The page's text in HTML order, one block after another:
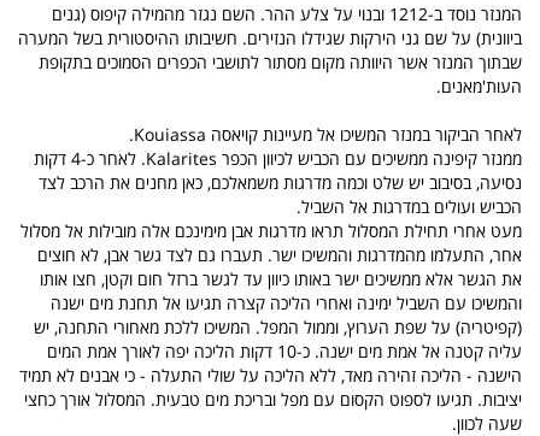
המנזר נוסד ב-1212 ובנוי על צלע ההר. השם נגזר מהמילה קיפוס (גנים
ביוונית) על שם גני הירקות שגידלו הנזירים. חשיבותו ההיסטורית בשל המערה
שבתוך המנזר אשר היוותה מקום מסתור לתושבי הכפרים הסמוכים בתקופת
העות'מאנים.
לאחר הביקור במנזר המשיכו אל מעיינות קויאסה Kouiassa.
ממנזר קיפינה ממשיכים עם הכביש לכיוון הכפר Kalarites. לאחר כ-4 דקות
נסיעה, בסיבוב יש שלט וכמה מדרגות משמאלכם, כאן מחנים את הרכב לצד
הכביש ועולים במדרגות אל השביל.
מעט אחרי תחילת המסלול תראו מדרגות אבן מימינכם אלה מובילות אל מסלול
אחר, התעלמו מהמדרגות והמשיכו ישר. תעברו גם לצד גשר אבן, לא חוצים
את הגשר אלא ממשיכים ישר באותו כיוון עד לגשר ברזל חום וקטן, חצו אותו
והמשיכו עם השביל ימינה ואחרי הליכה קצרה תגיעו אל תחנת מים ישנה
(קפיטריה) על שפת הערוץ, וממול המפל. המשיכו ללכת מאחורי התחנה, יש
עליה קטנה אל אמת מים ישנה. כ-10 דקות הליכה יפה לאורך אמת המים
הישנה - הליכה זהירה מאד, ללא הליכה על שולי התעלה - כי אבנים לא תמיד
יציבות. תגיעו לספוט הקסום עם מפל ובריכת מים טבעית. המסלול אורך כחצי
שעה לכוון.